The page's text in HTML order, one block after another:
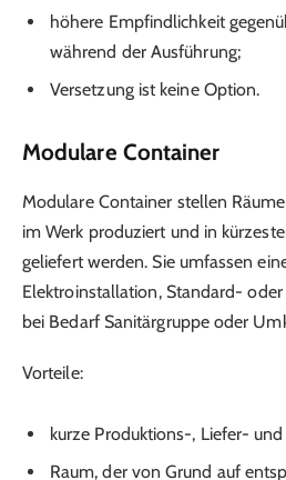
höhere Empfindlichkeit
während der Ausführung;
Versetzung ist keine Option.
Modulare Container
Modulare Container stellen
im Werk produziert und in
geliefert werden. Sie umfassen
Elektroinstallation, Standard-
bei Bedarf Sanitärgruppe oder
Vorteile:
kurze Produktions-, Liefer-
Raum, der von Grund auf